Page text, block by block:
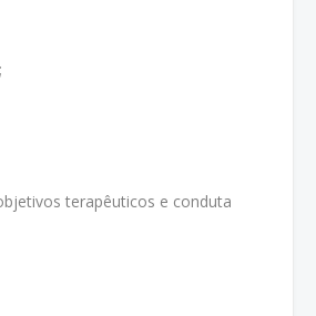
terapêuticos e conduta